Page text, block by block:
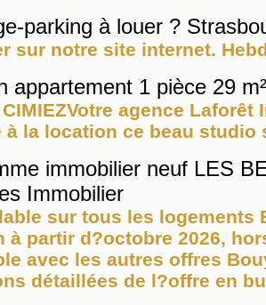
parking à louer ?
sur notre site internet.
appartement 1 pièce 29
CIMIEZVotre agence Laforêt
à la location ce beau studio
immobilier neuf LES
Immobilier
sur tous les logements
à partir d?octobre 2026,
avec les autres offres
détaillées de l?offre en